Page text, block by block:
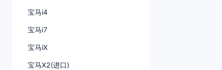
宝马i4
宝马i7
宝马iX
宝马X2(进口)